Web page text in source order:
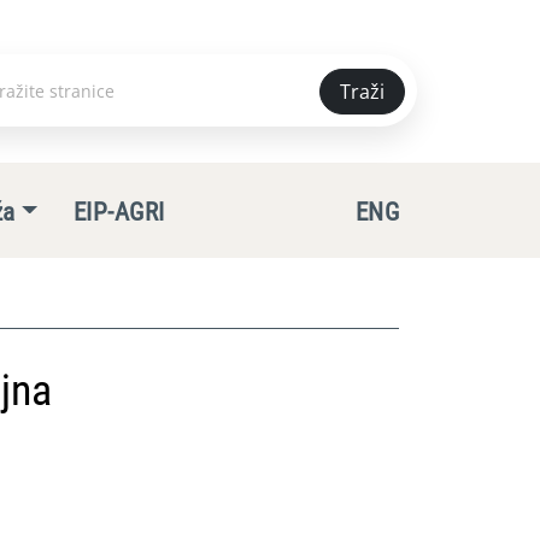
Traži
EIP-AGRI ENG